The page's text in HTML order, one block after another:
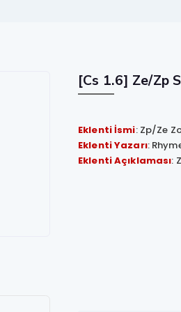
[Cs 1.6] Ze/Zp
Eklenti İsmi: Zp/Ze
Eklenti Yazarı:
Eklenti Açıklaması: